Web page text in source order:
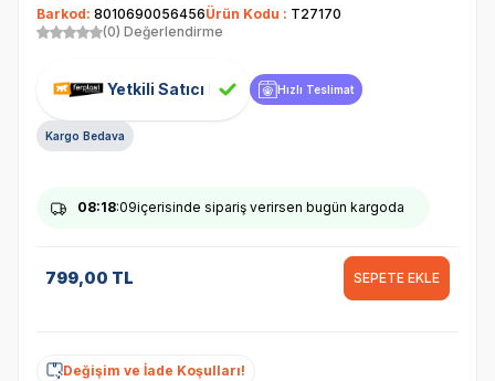
Barkod: 8010690056456Ürün Kodu : T27170
(0) Değerlendirme
Yetkili Satıcı Hızlı Teslimat
Kargo Bedava
08:18:08içerisinde sipariş verirsen bugün kargoda
799,00 TL SEPETE EKLE
Değişim ve İade Koşulları!